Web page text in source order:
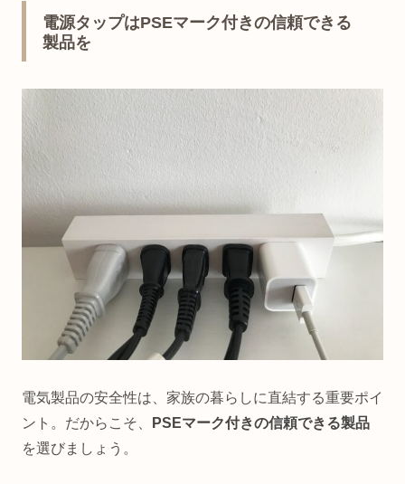
電源タップはPSEマーク付きの信頼できる
製品を
電気製品の安全性は、家族の暮らしに直結する重要ポイ
ント。だからこそ、
PSEマーク付きの信頼できる製品
を選びましょう。